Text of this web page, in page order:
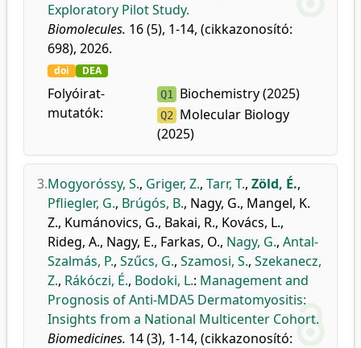
Exploratory Pilot Study.
Biomolecules. 16 (5), 1-14, (cikkazonosító:
698), 2026.
doi DEA
Folyóirat-
mutatók:
Q1 Biochemistry (2025)
Q2 Molecular Biology
(2025)
3.Mogyoróssy, S., Griger, Z., Tarr, T., Zöld, É.,
Pfliegler, G., Brúgós, B., Nagy, G., Mangel, K.
Z., Kumánovics, G., Bakai, R., Kovács, L.,
Rideg, A., Nagy, E., Farkas, O., Nagy, G., Antal-
Szalmás, P., Szűcs, G., Szamosi, S., Szekanecz,
Z., Rákóczi, É., Bodoki, L.: Management and
Prognosis of Anti-MDA5 Dermatomyositis:
Insights from a National Multicenter Cohort.
Biomedicines. 14 (3), 1-14, (cikkazonosító: